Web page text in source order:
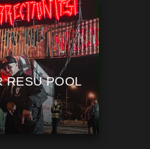
RESU POOL